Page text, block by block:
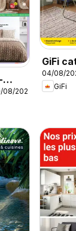
2026
GiFi
04/08/
GiFi